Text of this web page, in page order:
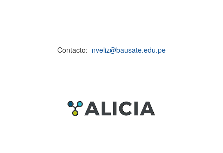
Contacto: nveliz@bausate.edu.pe